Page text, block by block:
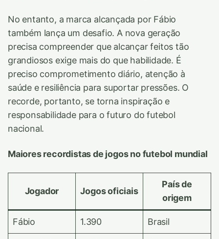
No entanto, a marca alcançada por Fábio
também lança um desafio. A nova geração
precisa compreender que alcançar feitos tão
grandiosos exige mais do que habilidade. É
preciso comprometimento diário, atenção à
saúde e resiliência para suportar pressões. O
recorde, portanto, se torna inspiração e
responsabilidade para o futuro do futebol
nacional.
Maiores recordistas de jogos no futebol mundial
Jogador Jogos oficiais
País de
origem
Fábio 1.390 Brasil